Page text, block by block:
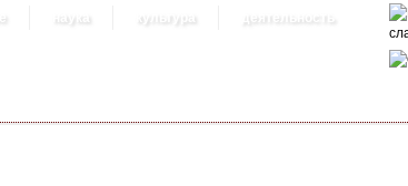
наука культура деятельность